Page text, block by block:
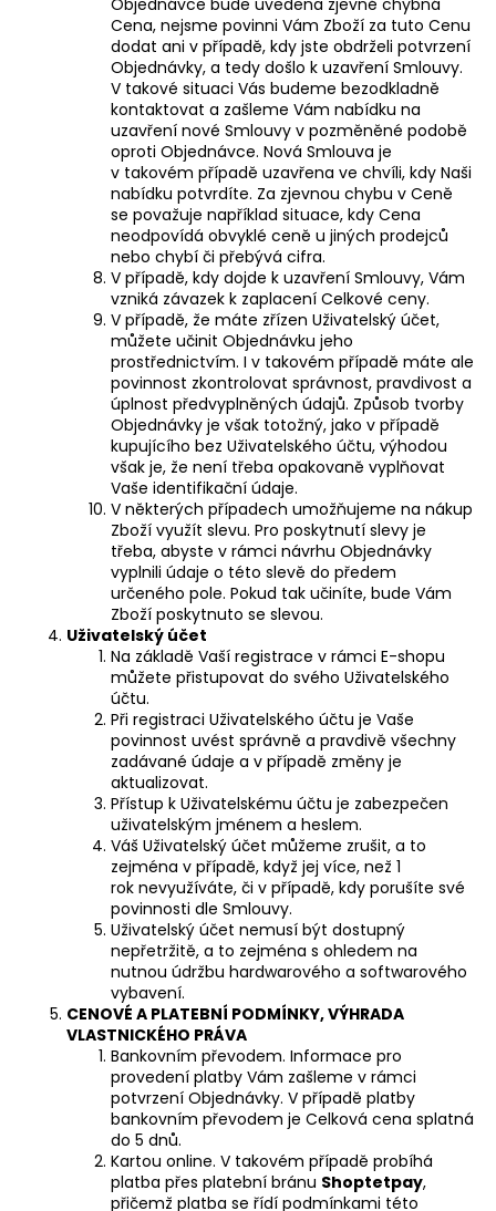
Cena, nejsme povinni Vám Zboží za tuto Cenu
dodat ani v případě, kdy jste obdrželi potvrzení
Objednávky, a tedy došlo k uzavření Smlouvy.
V takové situaci Vás budeme bezodkladně
kontaktovat a zašleme Vám nabídku na
uzavření nové Smlouvy v pozměněné podobě
oproti Objednávce. Nová Smlouva je
v takovém případě uzavřena ve chvíli, kdy Naši
nabídku potvrdíte. Za zjevnou chybu v Ceně
se považuje například situace, kdy Cena
neodpovídá obvyklé ceně u jiných prodejců
nebo chybí či přebývá cifra.
V případě, kdy dojde k uzavření Smlouvy, Vám
vzniká závazek k zaplacení Celkové ceny.
V případě, že máte zřízen Uživatelský účet,
můžete učinit Objednávku jeho
prostřednictvím. I v takovém případě máte ale
povinnost zkontrolovat správnost, pravdivost a
úplnost předvyplněných údajů. Způsob tvorby
Objednávky je však totožný, jako v případě
kupujícího bez Uživatelského účtu, výhodou
však je, že není třeba opakovaně vyplňovat
Vaše identifikační údaje.
V některých případech umožňujeme na nákup
Zboží využít slevu. Pro poskytnutí slevy je
třeba, abyste v rámci návrhu Objednávky
vyplnili údaje o této slevě do předem
určeného pole. Pokud tak učiníte, bude Vám
Zboží poskytnuto se slevou.
Uživatelský účet
Na základě Vaší registrace v rámci E-shopu
můžete přistupovat do svého Uživatelského
účtu.
Při registraci Uživatelského účtu je Vaše
povinnost uvést správně a pravdivě všechny
zadávané údaje a v případě změny je
aktualizovat.
Přístup k Uživatelskému účtu je zabezpečen
uživatelským jménem a heslem.
Váš Uživatelský účet můžeme zrušit, a to
zejména v případě, když jej více, než 1
rok nevyužíváte, či v případě, kdy porušíte své
povinnosti dle Smlouvy.
Uživatelský účet nemusí být dostupný
nepřetržitě, a to zejména s ohledem na
nutnou údržbu hardwarového a softwarového
vybavení.
CENOVÉ A PLATEBNÍ PODMÍNKY, VÝHRADA
VLASTNICKÉHO PRÁVA
Bankovním převodem. Informace pro
provedení platby Vám zašleme v rámci
potvrzení Objednávky. V případě platby
bankovním převodem je Celková cena splatná
do 5 dnů.
Kartou online. V takovém případě probíhá
platba přes platební bránu Shoptetpay,
přičemž platba se řídí podmínkami této